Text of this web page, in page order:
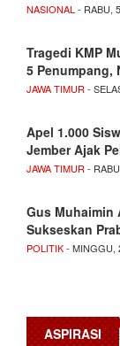
NASIONAL - RABU,
Tragedi KMP
5 Penumpang,
JAWA TIMUR -
Apel 1.000
Jember Ajak
JAWA TIMUR -
Gus Muhaimin
Sukseskan
POLITIK- MINGGU,
ASPIRASI